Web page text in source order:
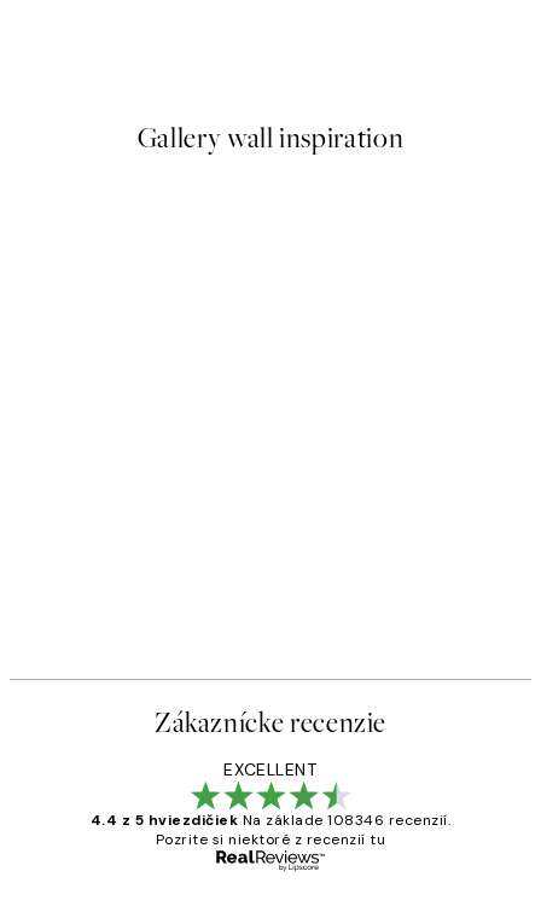
Gallery wall inspiration
Zákaznícke recenzie
EXCELLENT
4.4 z 5 hviezdičiek Na základe 108346 recenzií.
Pozrite si niektoré z recenzií tu